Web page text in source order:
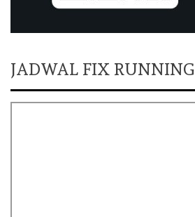
JADWAL FIX RUNNING